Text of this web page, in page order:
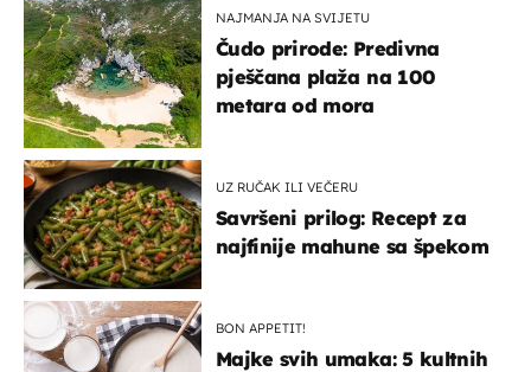
NAJMANJA NA SVIJETU
Čudo prirode: Predivna
pješčana plaža na 100
metara od mora
UZ RUČAK ILI VEČERU
Savršeni prilog: Recept za
najfinije mahune sa špekom
BON APPETIT!
Majke svih umaka: 5 kultnih